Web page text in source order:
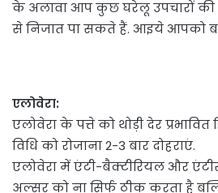
के अलावा आप कुछ घरेलू उपचारों
से निजात पा सकते हैं. आइये आपको
एलोवेरा:
एलोवेरा के पत्ते को थोड़ी देर
विधि को रोजाना 2-3 बार दोहराएं.
एलोवेरा में एंटी-बैक्टीरियल और
अल्सर को ना सिर्फ ठीक करता है